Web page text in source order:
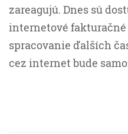
zareagujú. Dnes sú
internetové fakturačné
spracovanie ďalších
cez internet bude